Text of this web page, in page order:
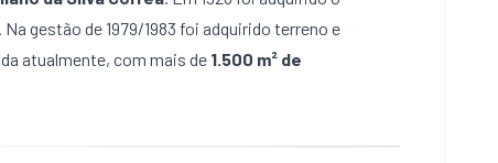
gestão de 1979/1983 foi adquirido terreno e
atualmente, com mais de 1.500 m² de